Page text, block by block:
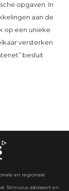
opgaven. In
aan de
op een unieke
versterken
besluit
en regionale
Stimulus adviseert en